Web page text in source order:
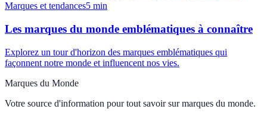
Marques et tendances5 min
Les marques du monde emblématiques à connaître
Explorez un tour d'horizon des marques emblématiques qui
façonnent notre monde et influencent nos vies.
Marques du Monde
Votre source d'information pour tout savoir sur marques du monde.